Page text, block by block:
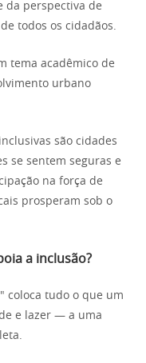
da perspectiva de
todos os cidadãos.
tema acadêmico de
urbano
são cidades
se sentem seguras e
na força de
prosperam sob o
a inclusão?
coloca tudo o que um
e lazer — a uma